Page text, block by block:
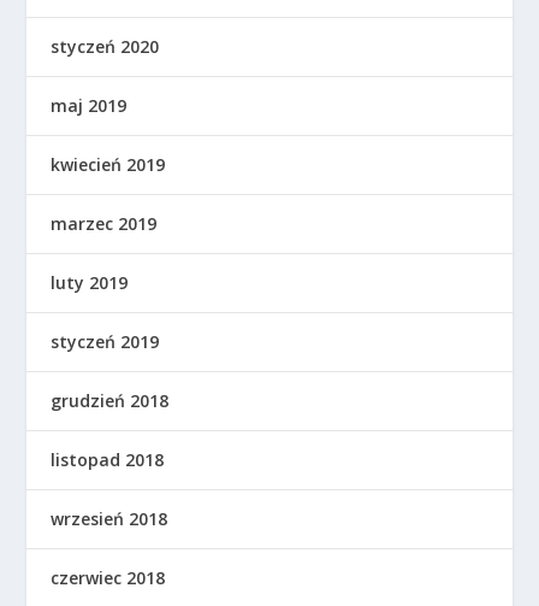
styczeń 2020
maj 2019
kwiecień 2019
marzec 2019
luty 2019
styczeń 2019
grudzień 2018
listopad 2018
wrzesień 2018
czerwiec 2018